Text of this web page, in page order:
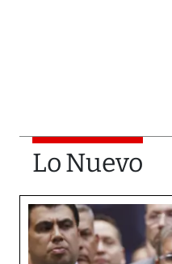
Lo Nuevo